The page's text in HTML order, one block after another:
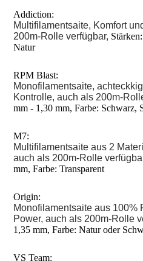
Addiction:
Multifilamentsaite, Komfort
200m-Rolle verfügbar,
Natur
RPM Blast:
Monofilamentsaite,
Kontrolle, auch als 200m-
mm - 1,30 mm, Farbe: Schwarz,
M7:
Multifilamentsaite aus 2
auch als 200m-Rolle
mm, Farbe: Transparent
Origin:
Monofilamentsaite aus 100%
Power, auch als 200m-Rolle
1,35 mm, Farbe: Natur oder
VS Team: